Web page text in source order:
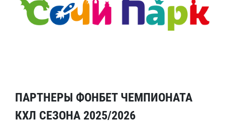
ПАРТНЕРЫ ФОНБЕТ ЧЕМПИОНАТА
КХЛ СЕЗОНА 2025/2026